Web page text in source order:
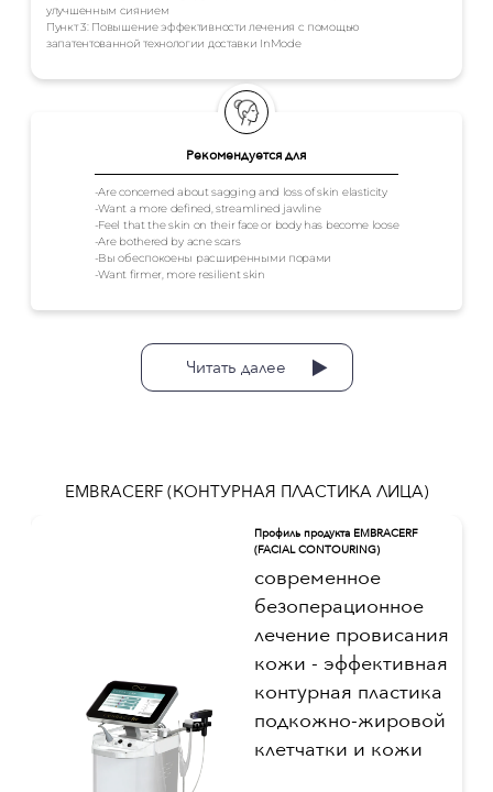
Рекомендуется для
-Are concerned about sagging and loss of skin elasticity
-Want a more defined, streamlined jawline
-Feel that the skin on their face or body has become loose
-Are bothered by acne scars
-Вы обеспокоены расширенными порами
-Want firmer, more resilient skin
улучшенным сиянием
Пункт 3: Повышение эффективности лечения с помощью
запатентованной технологии доставки InMode
Читать далее
EMBRACERF (КОНТУРНАЯ ПЛАСТИКА ЛИЦА)
Профиль продукта EMBRACERF
(FACIAL CONTOURING)
современное
безоперационное
лечение провисания
кожи - эффективная
контурная пластика
подкожно-жировой
клетчатки и кожи